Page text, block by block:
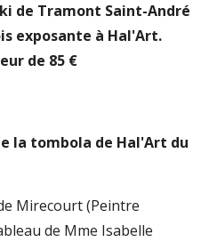
de Tramont Saint-André
exposante à Hal'Art.
de 85 €
la tombola de Hal'Art du
Mirecourt (Peintre
de Mme Isabelle